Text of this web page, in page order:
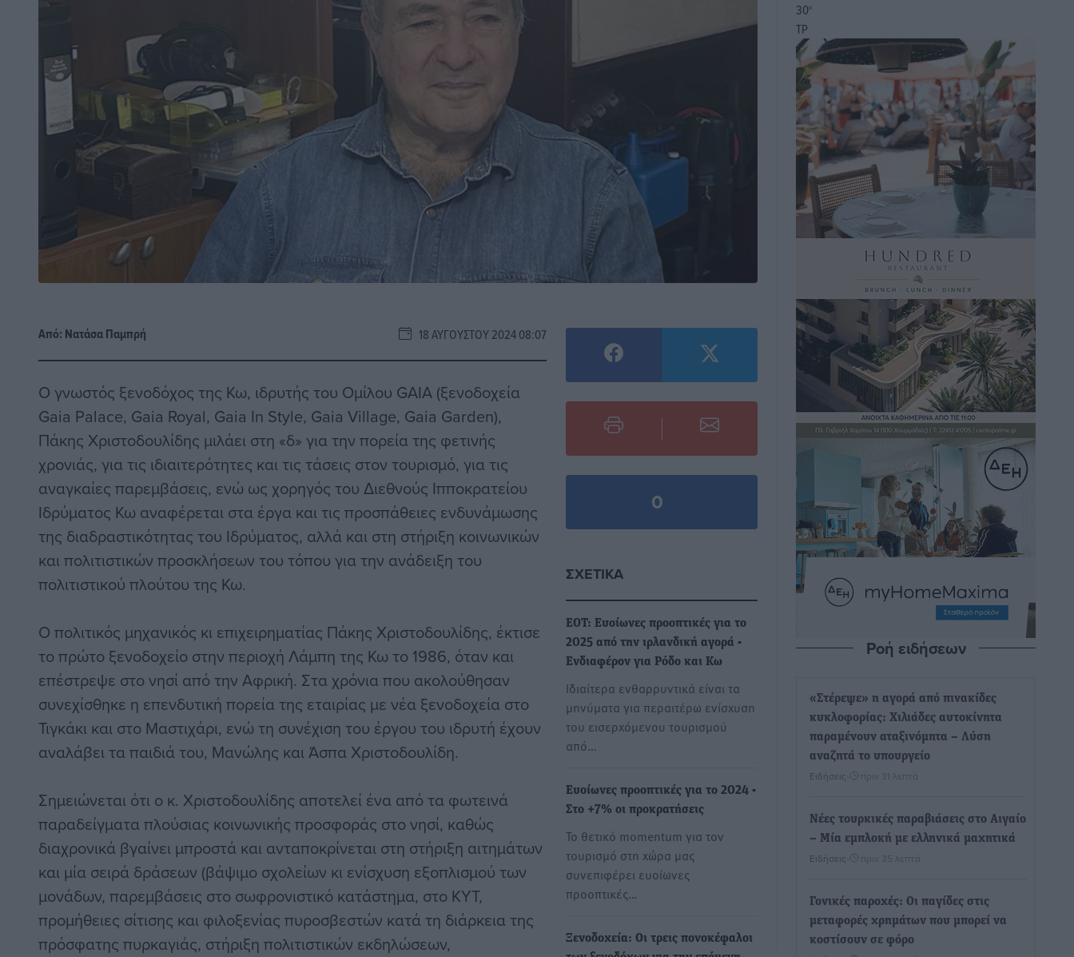
Από: Νατάσα Παμπρή 18 ΑΥΓΟΎΣΤΟΥ 2024 08:07
Ο γνωστός ξενοδόχος της Κω, ιδρυτής του Ομίλου GAIA (ξενοδοχεία
Gaia Palace, Gaia Royal, Gaia In Style, Gaia Village, Gaia Garden),
Πάκης Χριστοδουλίδης μιλάει στη «δ» για την πορεία της φετινής
χρονιάς, για τις ιδιαιτερότητες και τις τάσεις στον τουρισμό, για τις
αναγκαίες παρεμβάσεις, ενώ ως χορηγός του Διεθνούς Ιπποκρατείου
Ιδρύματος Κω αναφέρεται στα έργα και τις προσπάθειες ενδυνάμωσης
της διαδραστικότητας του Ιδρύματος, αλλά και στη στήριξη κοινωνικών
και πολιτιστικών προσκλήσεων του τόπου για την ανάδειξη του
πολιτιστικού πλούτου της Κω.
Ο πολιτικός μηχανικός κι επιχειρηματίας Πάκης Χριστοδουλίδης, έκτισε
το πρώτο ξενοδοχείο στην περιοχή Λάμπη της Κω το 1986, όταν και
επέστρεψε στο νησί από την Αφρική. Στα χρόνια που ακολούθησαν
συνεχίσθηκε η επενδυτική πορεία της εταιρίας με νέα ξενοδοχεία στο
Τιγκάκι και στο Μαστιχάρι, ενώ τη συνέχιση του έργου του ιδρυτή έχουν
αναλάβει τα παιδιά του, Μανώλης και Άσπα Χριστοδουλίδη.
Σημειώνεται ότι ο κ. Χριστοδουλίδης αποτελεί ένα από τα φωτεινά
παραδείγματα πλούσιας κοινωνικής προσφοράς στο νησί, καθώς
διαχρονικά βγαίνει μπροστά και ανταποκρίνεται στη στήριξη αιτημάτων
και μία σειρά δράσεων (βάψιμο σχολείων κι ενίσχυση εξοπλισμού των
μονάδων, παρεμβάσεις στο σωφρονιστικό κατάστημα, στο ΚΥΤ,
προμήθειες σίτισης και φιλοξενίας πυροσβεστών κατά τη διάρκεια της
πρόσφατης πυρκαγιάς, στήριξη πολιτιστικών εκδηλώσεων,
0
ΣΧΕΤΙΚΆ
ΕΟΤ: Ευοίωνες προοπτικές για το
2025 από την ιρλανδική αγορά -
Ενδιαφέρον για Ρόδο και Κω
Ιδιαίτερα ενθαρρυντικά είναι τα
μηνύματα για περαιτέρω ενίσχυση
του εισερχόμενου τουρισμού
από…
Ευοίωνες προοπτικές για το 2024 -
Στο +7% οι προκρατήσεις
Το θετικό momentum για τον
τουρισμό στη χώρα μας
συνεπιφέρει ευοίωνες
προοπτικές…
Ξενοδοχεία: Οι τρεις πονοκέφαλοι
30°
ΤΡ
Ροή ειδήσεων
«Στέρεψε» η αγορά από πινακίδες
κυκλοφορίας: Χιλιάδες αυτοκίνητα
παραμένουν αταξινόμητα – Λύση
αναζητά το υπουργείο
Ειδήσεις πριν 31 λεπτά
Νέες τουρκικές παραβιάσεις στο Αιγαίο
– Μία εμπλοκή με ελληνικά μαχητικά
Ειδήσεις πριν 35 λεπτά
Γονικές παροχές: Οι παγίδες στις
μεταφορές χρημάτων που μπορεί να
κοστίσουν σε φόρο